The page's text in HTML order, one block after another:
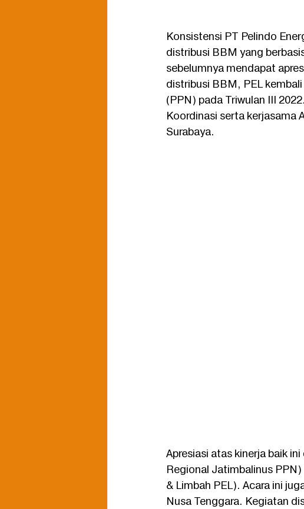
Konsistensi PT Pelindo
distribusi BBM yang
sebelumnya mendapat
distribusi BBM, PEL
(PPN) pada Triwulan III
Koordinasi serta kerjasama
Surabaya.
Apresiasi atas kinerja baik
Regional Jatimbalinus
& Limbah PEL). Acara ini
Nusa Tenggara. Kegiatan